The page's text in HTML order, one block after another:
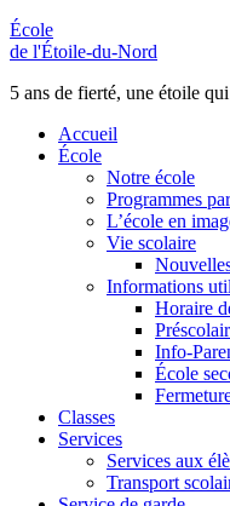
École
de l'Étoile-du-Nord
5 ans de fierté, une étoile
Accueil
École
Notre école
Programmes
L’école en
Vie scolaire
Informations
Horaire
Info-
École
Classes
Services
Services aux
Transport